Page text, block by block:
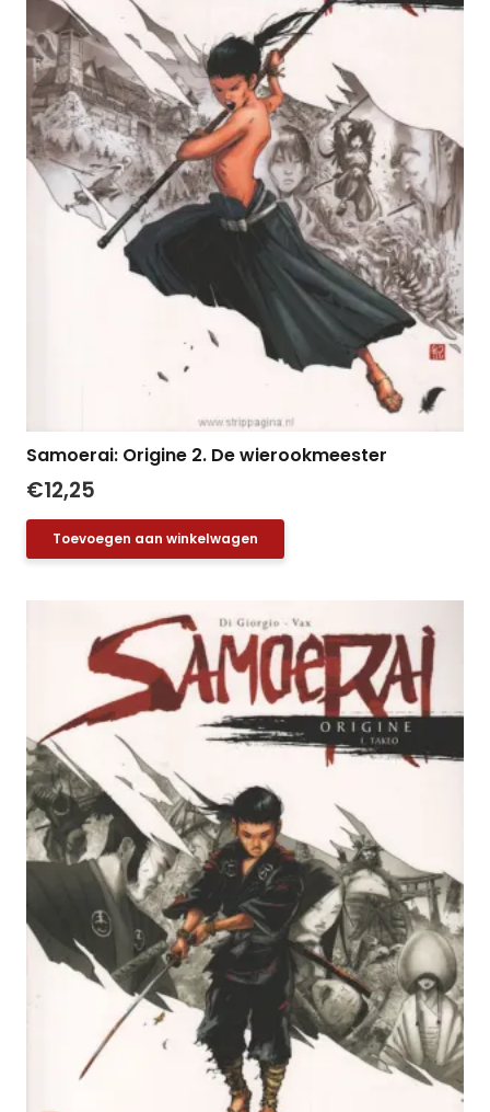
Samoerai: Origine 2. De wierookmeester
€12,25
Toevoegen aan winkelwagen